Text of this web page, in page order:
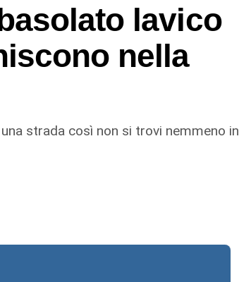
lavico
nella
strada così non si trovi nemmeno in